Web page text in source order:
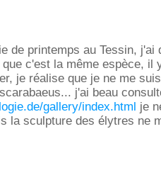
de printemps au Tessin,
c'est la même espèce, il
je réalise que je ne me
j'ai beau
gallery/index.html je
la sculpture des élytres ne